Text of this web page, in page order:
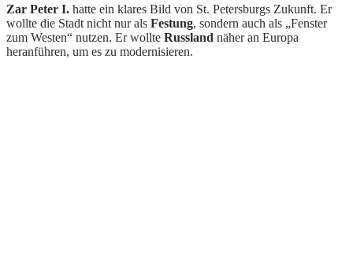
Zar Peter I. hatte ein klares Bild von St. Petersburgs Zukunft. Er
wollte die Stadt nicht nur als Festung, sondern auch als „Fenster
zum Westen“ nutzen. Er wollte Russland näher an Europa
heranführen, um es zu modernisieren.